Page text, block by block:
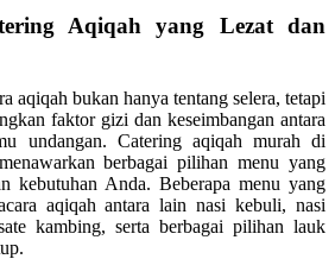
Aqiqah yang Lezat dan
aqiqah bukan hanya tentang selera, tetapi
faktor gizi dan keseimbangan antara
undangan. Catering aqiqah murah di
berbagai pilihan menu yang
kebutuhan Anda. Beberapa menu yang
aqiqah antara lain nasi kebuli, nasi
kambing, serta berbagai pilihan lauk